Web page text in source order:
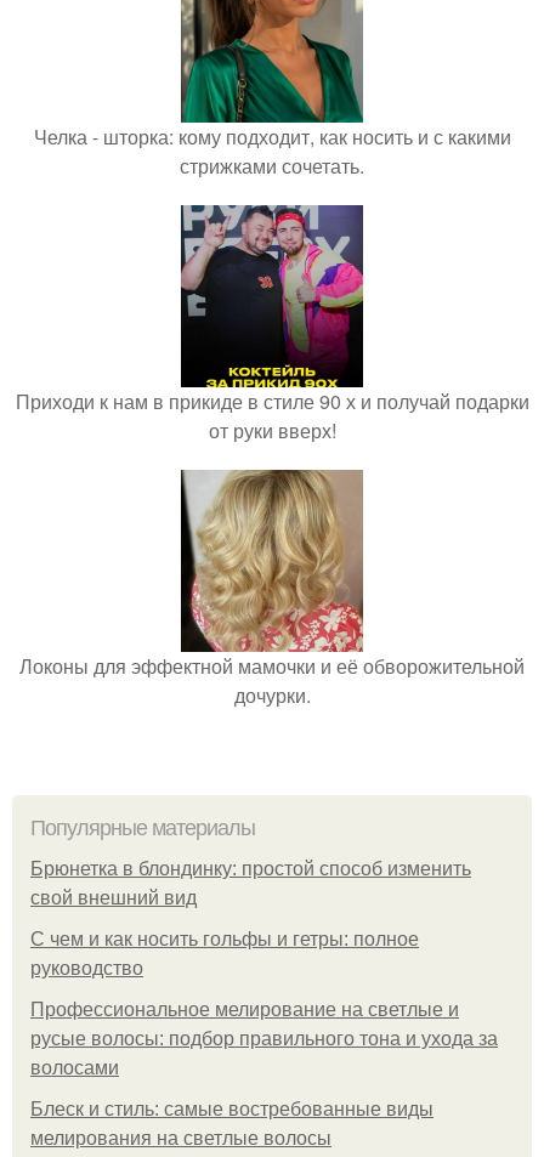
Челка - шторка: кому подходит, как носить и с какими
стрижками сочетать.
Приходи к нам в прикиде в стиле 90 х и получай подарки
от руки вверх!
Локоны для эффектной мамочки и её обворожительной
дочурки.
Популярные материалы
Брюнетка в блондинку: простой способ изменить
свой внешний вид
С чем и как носить гольфы и гетры: полное
руководство
Профессиональное мелирование на светлые и
русые волосы: подбор правильного тона и ухода за
волосами
Блеск и стиль: самые востребованные виды
мелирования на светлые волосы